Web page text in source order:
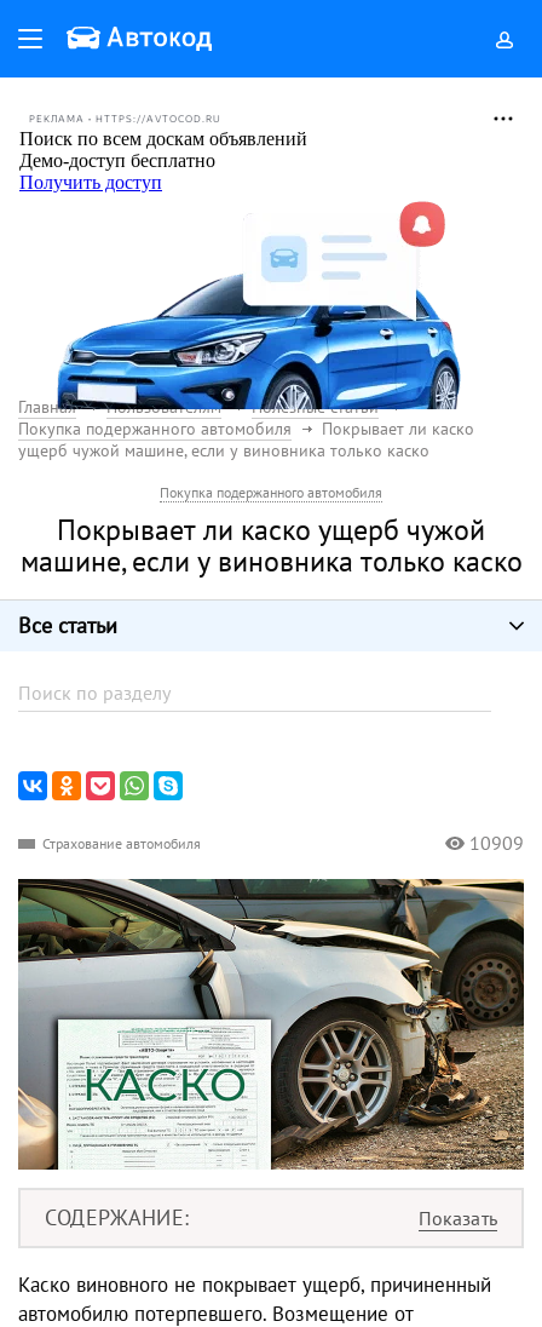
РЕКЛАМА • HTTPS://AVTOCOD.RU
Главная Пользователям
Полезные статьи
Покупка подержанного автомобиля
Покрывает ли каско
ущерб чужой машине, если у виновника только каско
Покупка подержанного автомобиля
Покрывает ли каско ущерб чужой
машине, если у виновника только каско
Все статьи
Страхование автомобиля 10909
СОДЕРЖАНИЕ
Каско виновного не покрывает ущерб, причиненный
автомобилю потерпевшего. Возмещение от